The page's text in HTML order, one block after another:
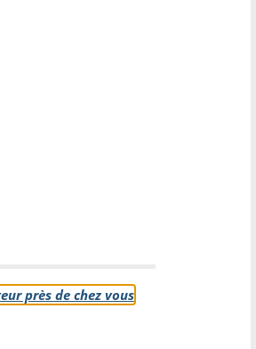
près de chez vous